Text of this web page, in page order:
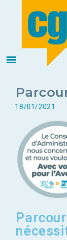
18/01/2021